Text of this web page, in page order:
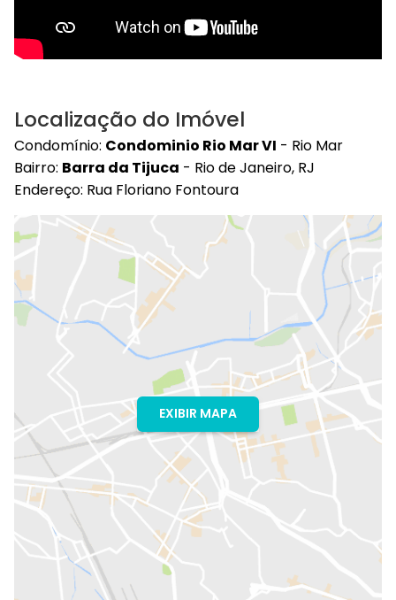
Localização do Imóvel
Condomínio: Condominio Rio Mar VI - Rio Mar
Bairro: Barra da Tijuca - Rio de Janeiro, RJ
Endereço: Rua Floriano Fontoura
EXIBIR MAPA